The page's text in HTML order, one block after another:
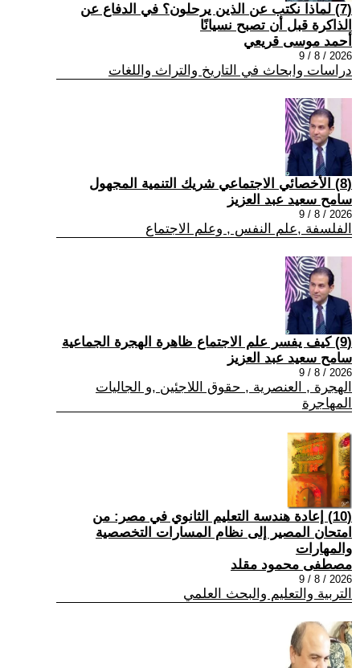
(7) لماذا نكتب عن الذين يرحلون؟ في الدفاع عن
الذاكرة قبل أن تصبح نسيانًا
أحمد موسى قريعي
2026 / 8 / 9
دراسات وابحاث في التاريخ والتراث واللغات
(8) الأخصائي الاجتماعي شريك التنمية المجهول
سامح سعيد عبد العزيز
2026 / 8 / 9
الفلسفة ,علم النفس , وعلم الاجتماع
(9) كيف يفسر علم الاجتماع ظاهرة الهجرة الجماعية
سامح سعيد عبد العزيز
2026 / 8 / 9
الهجرة , العنصرية , حقوق اللاجئين ,و الجاليات
المهاجرة
(10) إعادة هندسة التعليم الثانوي في مصر: من
امتحان المصير إلى نظام المسارات التخصصية
والمهارات
مصطفى محمود مقلد
2026 / 8 / 9
التربية والتعليم والبحث العلمي